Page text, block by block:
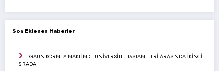
Son Eklenen Haberler
GAÜN KORNEA NAKLİNDE ÜNİVERSİTE HASTANELERİ ARASINDA İKİNCİ
SIRADA